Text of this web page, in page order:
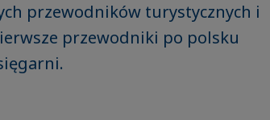
przewodników turystycznych i
przewodniki po polsku